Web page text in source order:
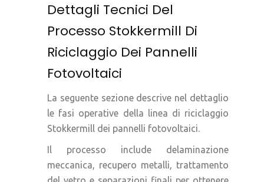
Dettagli Tecnici Del
Processo Stokkermill Di
Riciclaggio Dei Pannelli
Fotovoltaici
La seguente sezione descrive nel dettaglio
le fasi operative della linea di riciclaggio
Stokkermill dei pannelli fotovoltaici.
Il processo include delaminazione
meccanica, recupero metalli, trattamento